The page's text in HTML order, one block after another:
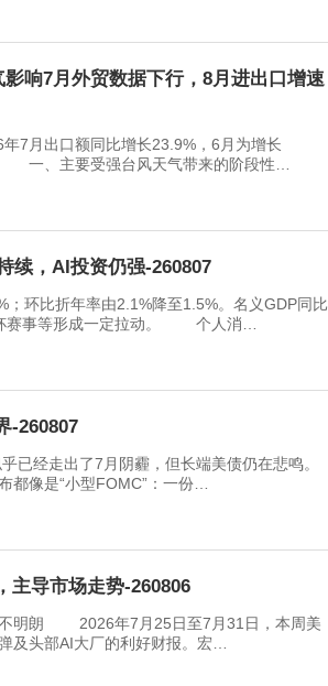
响7月外贸数据下行，8月进出口增速
7月出口额同比增长23.9%，6月为增长
一、主要受强台风天气带来的阶段性…
续，AI投资仍强-260807
环比折年率由2.1%降至1.5%。名义GDP同比
杯赛事等形成一定拉动。 个人消…
-260807
走出了7月阴霾，但长端美债仍在悲鸣。
像是“小型FOMC”：一份…
主导市场走势-260806
明朗 2026年7月25日至7月31日，本周美
及头部AI大厂的利好财报。宏…